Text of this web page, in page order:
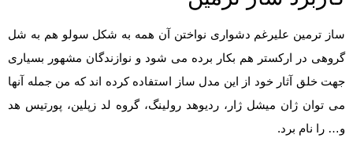
ساز ترمین علیرغم دشواری نواختن آن همه به شکل سولو هم به شل
گروهی در ارکستر هم بکار برده می شود و نوازندگان مشهور بسیاری
جهت خلق آثار خود از این مدل ساز استفاده کرده اند که من جمله آنها
می توان ژان میشل ژار، ردیوهد رولینگ، گروه لد زپلین، پورتیس هد
و… را نام برد.